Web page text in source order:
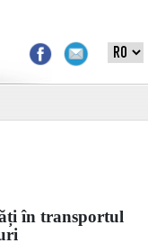
în transportul